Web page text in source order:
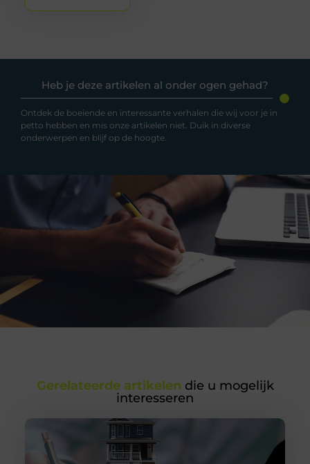
Heb je deze artikelen al onder ogen gehad?
Ontdek de boeiende en interessante verhalen die wij voor je in
petto hebben en mis onze artikelen niet. Duik in diverse
onderwerpen en blijf op de hoogte.
Gerelateerde artikelen die u mogelijk
interesseren